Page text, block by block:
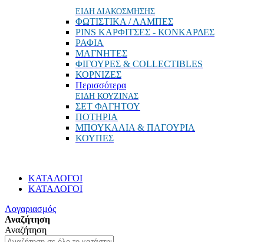
ΕΙΔΗ ΔΙΑΚΟΣΜΗΣΗΣ
ΦΩΤΙΣΤΙΚΑ / ΛΑΜΠΕΣ
PINS ΚΑΡΦΙΤΣΕΣ - ΚΟΝΚΑΡΔΕΣ
ΡΑΦΙΑ
ΜΑΓΝΗΤΕΣ
ΦΙΓΟΥΡΕΣ & COLLECTIBLES
ΚΟΡΝΙΖΕΣ
Περισσότερα
ΕΙΔΗ ΚΟΥΖΙΝΑΣ
ΣΕΤ ΦΑΓΗΤΟΥ
ΠΟΤΗΡΙΑ
ΜΠΟΥΚΑΛΙΑ & ΠΑΓΟΥΡΙΑ
ΚΟΥΠΕΣ
ΚΑΤΑΛΟΓΟΙ
ΚΑΤΑΛΟΓΟΙ
Λογαριασμός
Αναζήτηση
Αναζήτηση